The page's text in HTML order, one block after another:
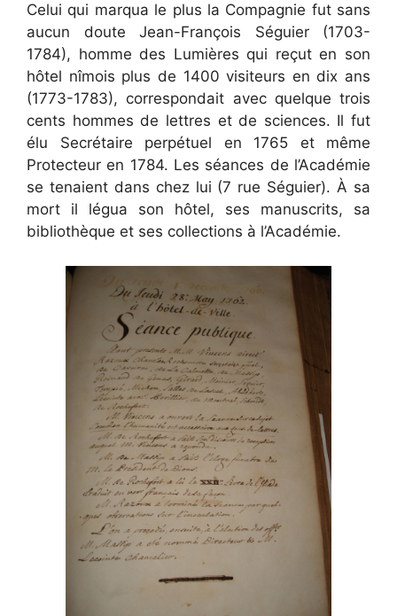
Celui qui marqua le plus la Compagnie fut sans
aucun doute Jean-François Séguier (1703-
1784), homme des Lumières qui reçut en son
hôtel nîmois plus de 1400 visiteurs en dix ans
(1773-1783), correspondait avec quelque trois
cents hommes de lettres et de sciences. Il fut
élu Secrétaire perpétuel en 1765 et même
Protecteur en 1784. Les séances de l’Académie
se tenaient dans chez lui (7 rue Séguier). À sa
mort il légua son hôtel, ses manuscrits, sa
bibliothèque et ses collections à l’Académie.